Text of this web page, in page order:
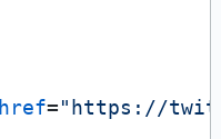
href="https://